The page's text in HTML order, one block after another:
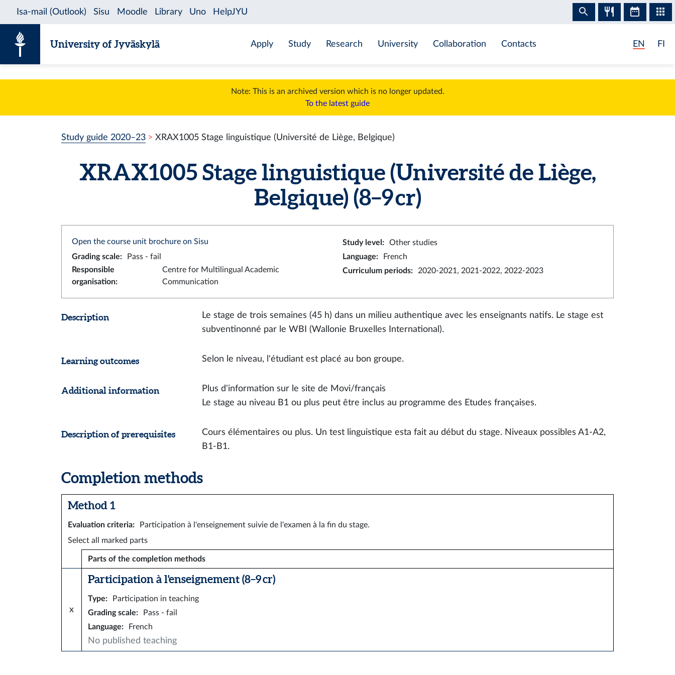
University of Jyväskylä Apply Study Research University Collaboration Contacts EN FI
Note: This is an archived version which is no longer updated.
To the latest guide
Study guide 2020–23 XRAX1005 Stage linguistique (Université de Liège, Belgique)
XRAX1005 Stage linguistique (Université de Liège,
Belgique) (8–9 cr)
Open the course unit brochure on Sisu Study level :
Other studies
Grading scale: Pass - fail Language:
French
Responsible
organisation:
Centre for Multilingual Academic
Communication
Curriculum periods: 2020-2021, 2021-2022, 2022-2023
Description
Le stage de trois semaines (45 h) dans un milieu authentique avec les enseignants natifs. Le stage est
subventinonné par le WBI (Wallonie Bruxelles International).
Learning outcomes Selon le niveau, l'étudiant est placé au bon groupe.
Additional information
Plus d'information sur le site de Movi/français
Le stage au niveau B1 ou plus peut être inclus au programme des Etudes françaises.
Description of prerequisites
Cours élémentaires ou plus. Un test linguistique esta fait au début du stage. Niveaux possibles A1-A2,
B1-B1.
Completion methods
Method 1
Evaluation criteria:
Participation à l'enseignement suivie de l'examen à la fin du stage.
Select all marked parts
Parts of the completion methods
x
Participation à l'enseignement (8–9 cr)
Type:
Participation in teaching
Grading scale:
Pass - fail
Language: French
No published teaching